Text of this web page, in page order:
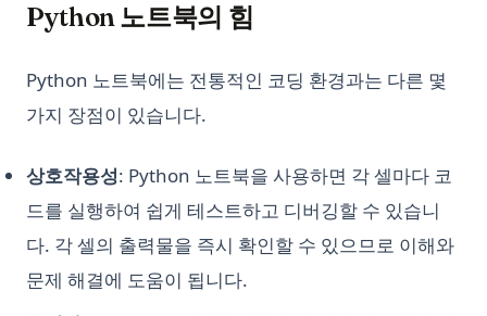
Python 노트북의 힘
Python 노트북에는 전통적인 코딩 환경과는 다른 몇
가지 장점이 있습니다.
상호작용성: Python 노트북을 사용하면 각 셀마다 코
드를 실행하여 쉽게 테스트하고 디버깅할 수 있습니
다. 각 셀의 출력물을 즉시 확인할 수 있으므로 이해와
문제 해결에 도움이 됩니다.